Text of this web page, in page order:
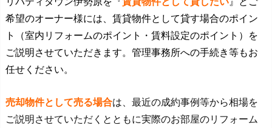
希望のオーナー様には、賃貸物件として貸す場合のポイン
ト（室内リフォームのポイント・賃料設定のポイント）を
ご説明させていただきます。管理事務所への手続き等もお
任せください。
売却物件として売る場合は、最近の成約事例等から相場を
ご説明させていただくとともに実際のお部屋のリフォーム